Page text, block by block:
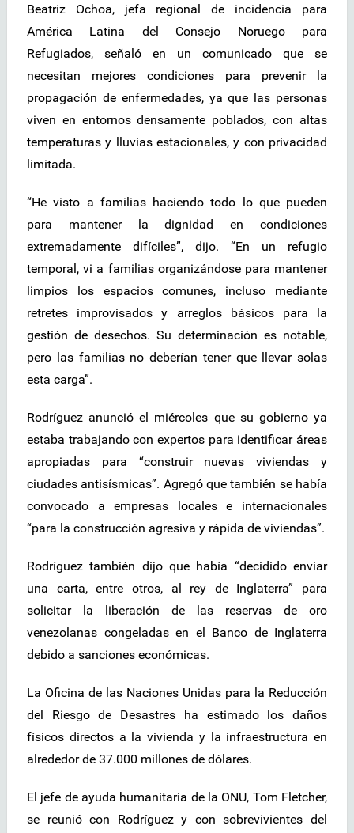
Beatriz Ochoa, jefa regional de incidencia para
América Latina del Consejo Noruego para
Refugiados, señaló en un comunicado que se
necesitan mejores condiciones para prevenir la
propagación de enfermedades, ya que las personas
viven en entornos densamente poblados, con altas
temperaturas y lluvias estacionales, y con privacidad
limitada.
“He visto a familias haciendo todo lo que pueden
para mantener la dignidad en condiciones
extremadamente difíciles”, dijo. “En un refugio
temporal, vi a familias organizándose para mantener
limpios los espacios comunes, incluso mediante
retretes improvisados y arreglos básicos para la
gestión de desechos. Su determinación es notable,
pero las familias no deberían tener que llevar solas
esta carga”.
Rodríguez anunció el miércoles que su gobierno ya
estaba trabajando con expertos para identificar áreas
apropiadas para “construir nuevas viviendas y
ciudades antisísmicas”. Agregó que también se había
convocado a empresas locales e internacionales
“para la construcción agresiva y rápida de viviendas”.
Rodríguez también dijo que había “decidido enviar
una carta, entre otros, al rey de Inglaterra” para
solicitar la liberación de las reservas de oro
venezolanas congeladas en el Banco de Inglaterra
debido a sanciones económicas.
La Oficina de las Naciones Unidas para la Reducción
del Riesgo de Desastres ha estimado los daños
físicos directos a la vivienda y la infraestructura en
alrededor de 37.000 millones de dólares.
El jefe de ayuda humanitaria de la ONU, Tom Fletcher,
se reunió con Rodríguez y con sobrevivientes del